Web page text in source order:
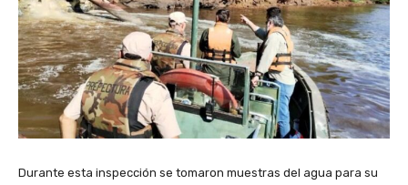
Durante esta inspección se tomaron muestras del agua para su